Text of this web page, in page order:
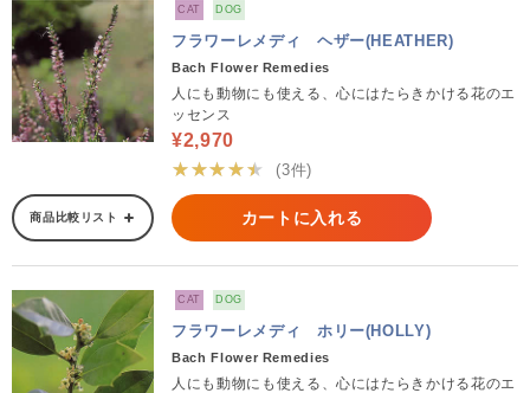
CAT DOG
フラワーレメディ ヘザー(HEATHER)
Bach Flower Remedies
人にも動物にも使える、心にはたらきかける花のエ
ッセンス
¥2,970
★★★★★
(3件)
商品比較リスト カートに入れる
CAT DOG
フラワーレメディ ホリー(HOLLY)
Bach Flower Remedies
人にも動物にも使える、心にはたらきかける花のエ